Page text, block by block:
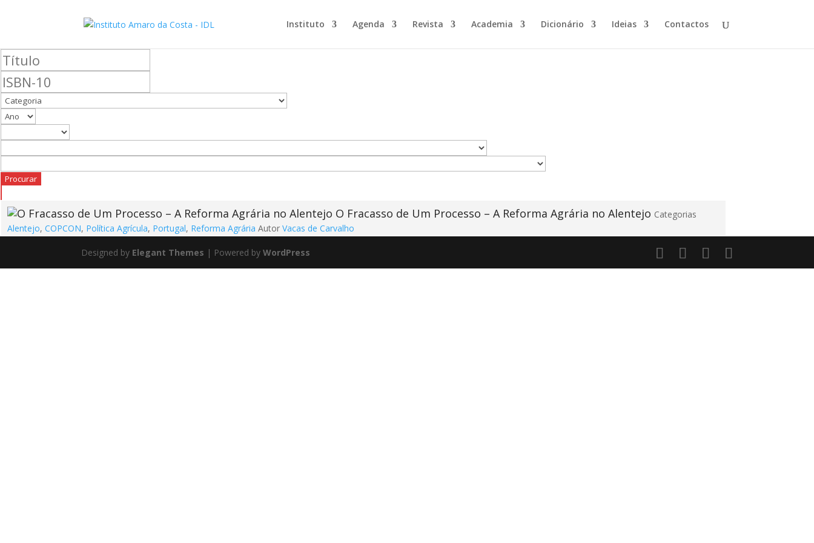
Instituto Agenda Revista Academia Dicionário Ideias Contactos
O Fracasso de Um Processo – A Reforma Agrária no Alentejo Categorias
Alentejo, COPCON, Política Agrícula, Portugal, Reforma Agrária Autor Vacas de Carvalho
Designed by Elegant Themes | Powered byWordPress